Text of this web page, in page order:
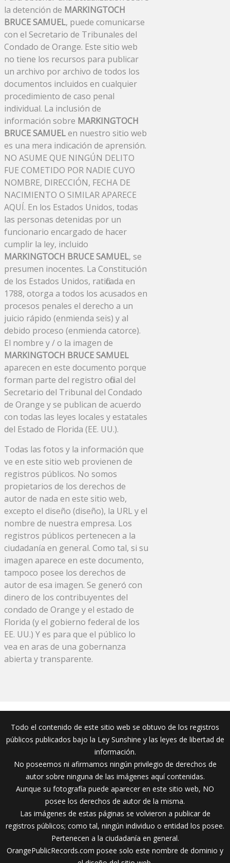
la detención de MARKINGTOCH
BRUCE SAMUEL, puede comunicarse
con el Secretario de Tribunales del
Condado de Orange. Este sitio web
no tiene los recursos para publicar
un archivo por archivo de todos los
documentos incluidos en cualquier
procedimiento de caso penal
individual. La inclusión de
información sobre MARKINGTOCH
BRUCE SAMUELen nuestro sitio web
es una mera indicación de aprensión.
NO ASUME QUE NINGÚN DELITO
FUE COMETIDO POR NADIE CUYO
NOMBRE, DIRECCIÓN, FECHA DE
NACIMIENTO O SIMILAR APARECE
AQUÍ. En los Estados Unidos, todas
las personas detenidas por un
funcionario encargado de hacer
cumplir la ley, incluido
MARKINGTOCH BRUCE SAMUEL, se
presumen inocentes. La Constitución
de los Estados Unidos, ratificada en
1788, otorga a todos los acusados ​​en
procesos penales el derecho a un
juicio rápido (enmienda seis) y al
debido proceso (enmienda catorce).
El nombre y / o la imagen de
MARKINGTOCH BRUCE SAMUEL
aparecen en este documento porque
forman parte del registro oficial del
Secretario del Tribunal del Condado
de Orange y se publican de acuerdo
con todas las leyes locales y estatales
del Estado de Florida (EE. UU.).
Todas las fotos y la información que
ve en este sitio web provienen de
registros públicos. No somos
propietarios de los derechos de
autor de nada en este sitio web,
excepto el diseño (diseño), la URL y el
nombre de nuestra empresa. Los
registros públicos pertenecen a la
ciudadanía en general. Como tal, si su
imagen aparece en este documento,
tampoco posee los derechos de
autor de esa imagen. Se generó con
dinero de los contribuyentes del
condado de Orange y el estado de
Florida (y el gobierno federal de los
EE. UU.) Y es para que el público lo
vea en aras de una gobernanza
abierta y transparente.
Todo el contenido de este sitio web se obtuvo de los registros
públicos publicados bajo la Ley Sunshine y las leyes de libertad de
información.
No poseemos ni afirmamos ningún privilegio de derechos de
autor sobre ninguna de las imágenes aquí contenidas.
Aunque su fotografía puede aparecer en este sitio web, NO
posee los derechos de autor de la misma.
Las imágenes de estas páginas se volvieron a publicar de
registros públicos; como tal, ningún individuo o entidad los posee.
Pertenecen a la ciudadanía en general.
OrangePublicRecords.com posee solo este nombre de dominio y